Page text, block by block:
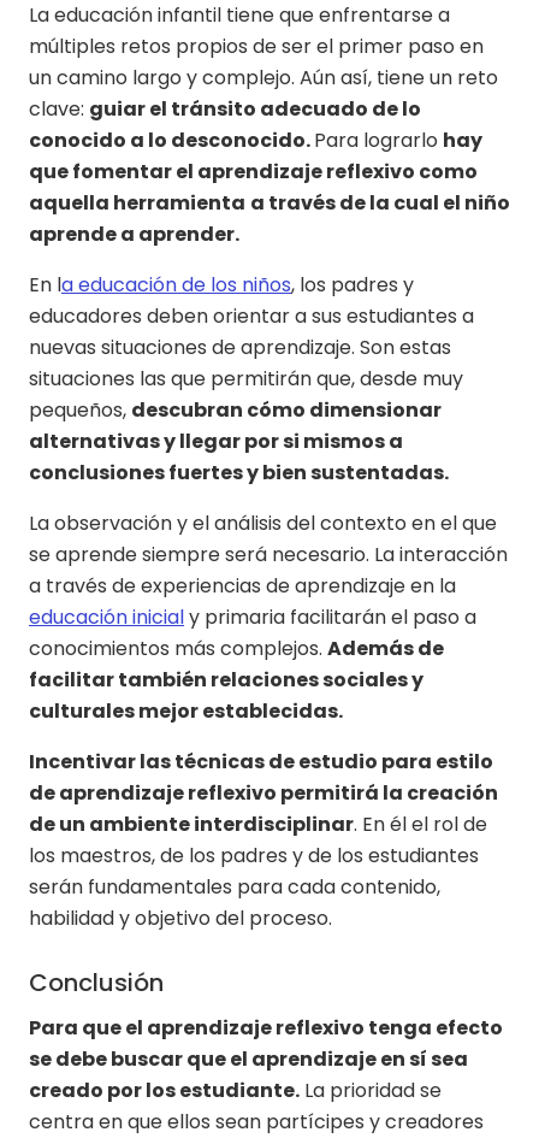
La educación infantil tiene que enfrentarse a
múltiples retos propios de ser el primer paso en
un camino largo y complejo. Aún así, tiene un reto
clave: guiar el tránsito adecuado de lo
conocido a lo desconocido.Para lograrlo hay
que fomentar el aprendizaje reflexivo como
aquella herramienta a través de la cual el niño
aprende a aprender.
En la educación de los niños, los padres y
educadores deben orientar a sus estudiantes a
nuevas situaciones de aprendizaje. Son estas
situaciones las que permitirán que, desde muy
pequeños, descubran cómo dimensionar
alternativas y llegar por si mismos a
conclusiones fuertes y bien sustentadas.
La observación y el análisis del contexto en el que
se aprende siempre será necesario. La interacción
a través de experiencias de aprendizaje en la
educación inicialy primaria facilitarán el paso a
conocimientos más complejos. Además de
facilitar también relaciones sociales y
culturales mejor establecidas.
Incentivar las técnicas de estudio para estilo
de aprendizaje reflexivo permitirá la creación
de un ambiente interdisciplinar. En él el rol de
los maestros, de los padres y de los estudiantes
serán fundamentales para cada contenido,
habilidad y objetivo del proceso.
Conclusión
Para que el aprendizaje reflexivo tenga efecto
se debe buscar que el aprendizaje en sí sea
creado por los estudiante. La prioridad se
centra en que ellos sean partícipes y creadores